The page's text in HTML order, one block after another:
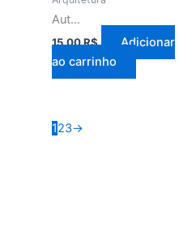
Autodesk Revit 2025 PRO
15,00R$
Adicionar
ao carrinho
123→